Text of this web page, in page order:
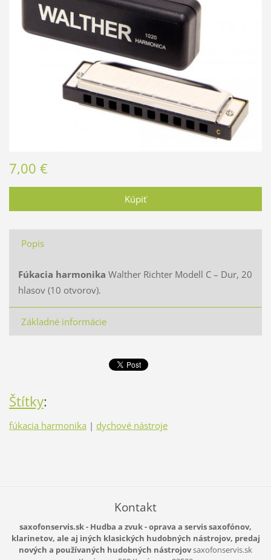
7,00 €
Popis
Fúkacia harmonika Walther Richter Modell C – Dur, 20
hlasov (10 otvorov).
Základné informácie
Štítky:
fúkacia harmonika | dychové nástroje
Kontakt
saxofonservis.sk - Hudba a zvuk - oprava a servis saxofónov,
klarinetov, ale aj iných klasických hudobných nástrojov, predaj
nových a používaných hudobných nástrojovsaxofonservis.sk